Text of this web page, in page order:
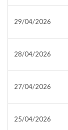
29/04/2026
28/04/2026
27/04/2026
25/04/2026